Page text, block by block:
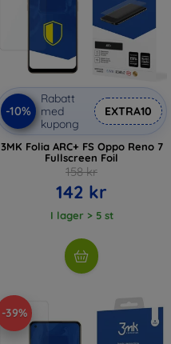
-10%
Rabatt
med
kupong
EXTRA10
3MK Folia ARC+ FS Oppo Reno 7
Fullscreen Foil
158 kr
142 kr
I lager > 5 st
-39%